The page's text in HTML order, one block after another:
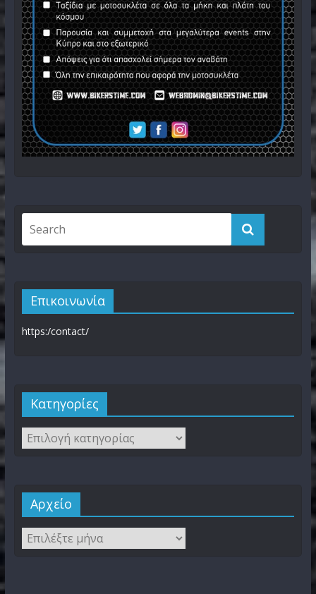
Επικοινωνία
https:/contact/
Kατηγορίες
Αρχείο